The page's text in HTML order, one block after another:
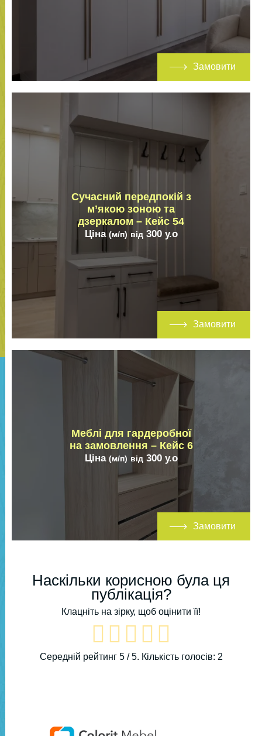
Замовити
Сучасний передпокій з
м’якою зоною та
дзеркалом – Кейс 54
Ціна (м/п) від300 у.о
Замовити
Меблі для гардеробної
на замовлення – Кейс 6
Ціна (м/п) від300 у.о
Замовити
Наскільки корисною була ця
публікація?
Клацніть на зірку, щоб оцінити її!
Середній рейтинг 5/ 5. Кількість голосів: 2